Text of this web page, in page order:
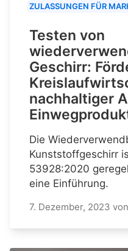
ZULASSUNGEN FÜR
Testen von
Geschirr:
nachhaltiger
Die
Kunststoffgeschirr
53928:2020
eine Einführung.
7. Dezember, 2023 von